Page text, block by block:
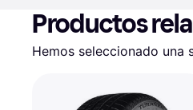
Productos
Hemos seleccionado una